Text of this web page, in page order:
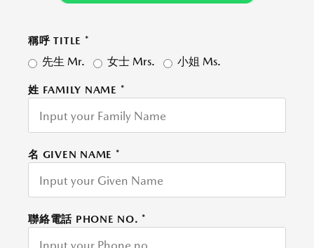
稱呼 TITLE *
先生 Mr. 女士 Mrs. 小姐 Ms.
姓 FAMILY NAME *
名 GIVEN NAME *
聯絡電話 PHONE NO. *